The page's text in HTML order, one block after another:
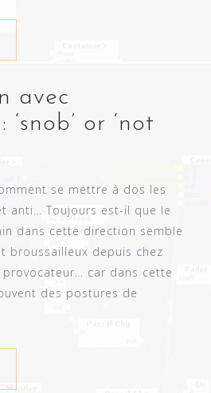
avec
or ‘not
se mettre à dos les
anti… Toujours est-il que le
dans cette direction semble
broussailleux depuis chez
car dans cette
des postures de